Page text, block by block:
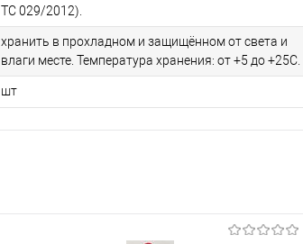
ТС 029/2012).
хранить в прохладном и защищённом от света и
влаги месте. Температура хранения: от +5 до +25С.
шт